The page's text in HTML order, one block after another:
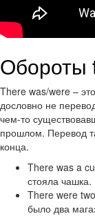
Обороты
There was/were –
дословно не
чем-то
прошлом. Перевод
конца.
There was a
стояла чашка.
There were
было два